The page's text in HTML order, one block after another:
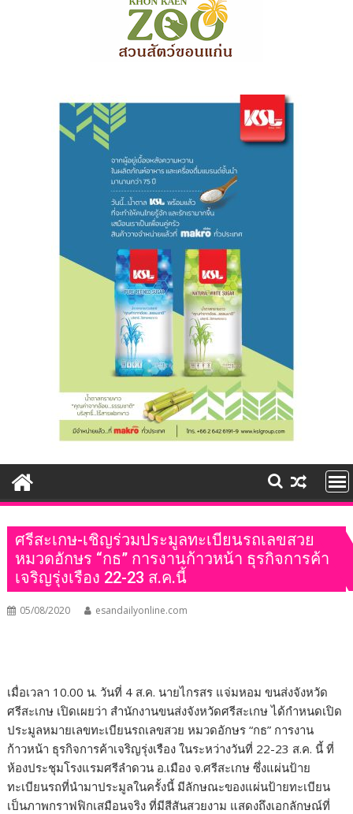
ศรีสะเกษ-เชิญร่วมประมูลทะเบียนรถเลขสวย
หมวดอักษร “กธ” การงานก้าวหน้า ธุรกิจการค้า
เจริญรุ่งเรือง 22-23 ส.ค.นี้
05/08/2020 esandailyonline.com
เมื่อเวลา 10.00 น. วันที่ 4 ส.ค. นายไกรสร แจ่มหอม ขนส่งจังหวัด
ศรีสะเกษ เปิดเผยว่า สำนักงานขนส่งจังหวัดศรีสะเกษ ได้กำหนดเปิด
ประมูลหมายเลขทะเบียนรถเลขสวย หมวดอักษร “กธ” การงาน
ก้าวหน้า ธุรกิจการค้าเจริญรุ่งเรือง ในระหว่างวันที่ 22-23 ส.ค. นี้ ที่
ห้องประชุมโรงแรมศรีลำดวน อ.เมือง จ.ศรีสะเกษ ซึ่งแผ่นป้าย
ทะเบียนรถที่นำมาประมูลในครั้งนี้ มีลักษณะของแผ่นป้ายทะเบียน
เป็นภาพกราฟฟิกเสมือนจริง ที่มีสีสันสวยงาม แสดงถึงเอกลักษณ์ที่